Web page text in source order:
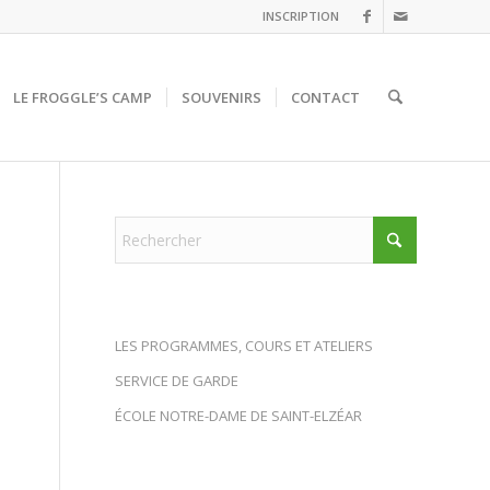
INSCRIPTION
LE FROGGLE’S CAMP SOUVENIRS CONTACT
LES PROGRAMMES, COURS ET ATELIERS
SERVICE DE GARDE
ÉCOLE NOTRE-DAME DE SAINT-ELZÉAR